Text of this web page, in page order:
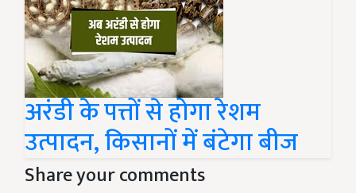
अरंडी के पत्तों से होगा रेशम
उत्पादन, किसानों में बंटेगा बीज
Share your comments